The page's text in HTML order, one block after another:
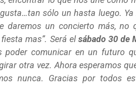
sólo un hasta luego.
un concierto más, no
mas”. Será elsábado 30 de
poder comunicar en un futuro
otra vez. Ahora esperamos
nunca. Gracias por todos